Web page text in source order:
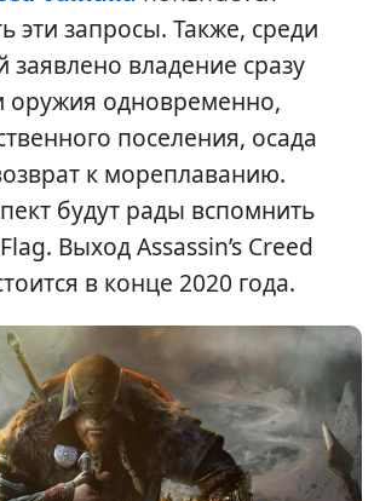
эти запросы. Также, среди
заявлено владение сразу
оружия одновременно,
поселения, осада
к мореплаванию.
будут рады вспомнить
Выход Assassin’s Creed
в конце 2020 года.